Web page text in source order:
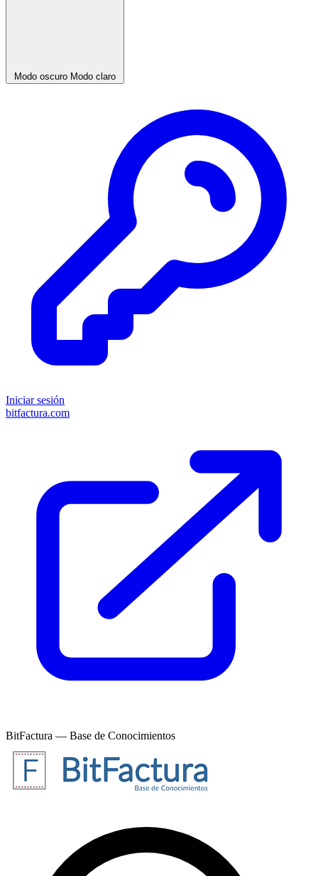
Modo oscuro Modo claro
Iniciar sesión
bitfactura.com
BitFactura — Base de Conocimientos